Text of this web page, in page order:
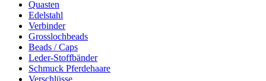
Quasten
Edelstahl
Verbinder
Grosslochbeads
Beads / Caps
Leder-Stoffbänder
Schmuck Pferdehaare